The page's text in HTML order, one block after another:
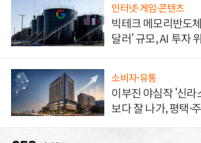
인터넷·게임·콘텐츠
빅테크 메모리반도
달러' 규모, AI 투자
소비자·유통
이부진 야심작 '신
보다 잘 나가, 평택·